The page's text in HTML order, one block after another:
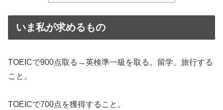
いま私が求めるもの
TOEICで900点取る→英検準一級を取る。留学、旅行する
こと。
TOEICで700点を獲得すること。